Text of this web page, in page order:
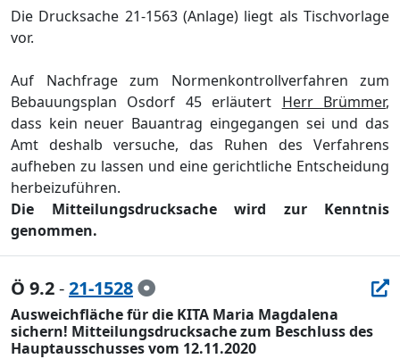
Die Drucksache 21-1563 (Anlage) liegt als Tischvorlage
vor.
Auf Nachfrage zum Normenkontrollverfahren zum
Bebauungsplan Osdorf 45 erläutert Herr Brümmer,
dass kein neuer Bauantrag eingegangen sei und das
Amt deshalb versuche, das Ruhen des Verfahrens
aufheben zu lassen und eine gerichtliche Entscheidung
herbeizuführen.
Die Mitteilungsdrucksache wird zur Kenntnis
genommen.
Ö 9.2-21-1528
Ausweichfläche für die KITA Maria Magdalena
sichern! Mitteilungsdrucksache zum Beschluss des
Hauptausschusses vom 12.11.2020